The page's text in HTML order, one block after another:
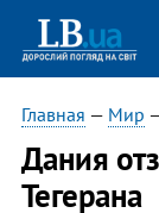
Главная — Мир
Дания
Тегерана